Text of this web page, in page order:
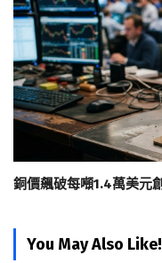
銅價飆破每噸1.4萬美元
You May Also Like!